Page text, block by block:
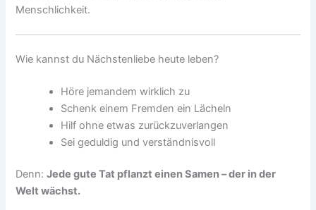
Menschlichkeit.
Wie kannst du Nächstenliebe heute leben?
Höre jemandem wirklich zu
Schenk einem Fremden ein Lächeln
Hilf ohne etwas zurückzuverlangen
Sei geduldig und verständnisvoll
Denn:Jede gute Tat pflanzt einen Samen – der in der
Welt wächst.